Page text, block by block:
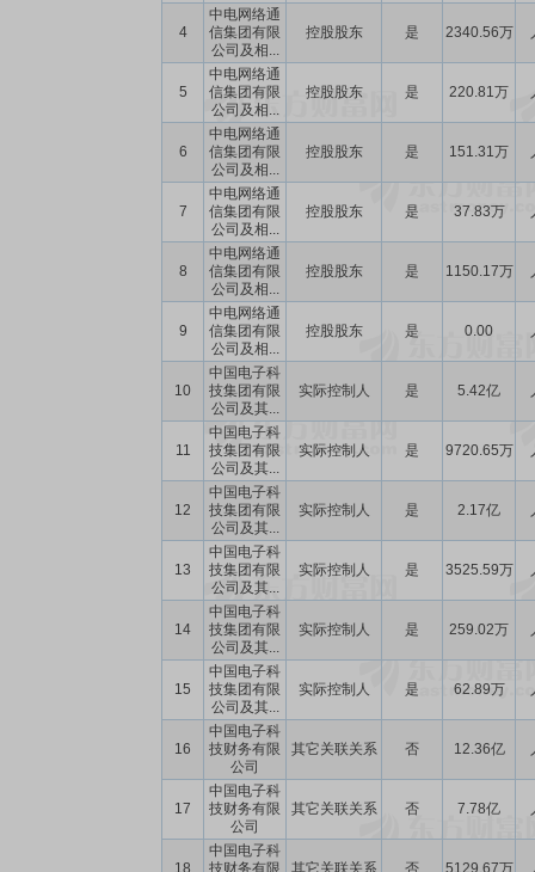
4
中电网络通
信集团有限
公司及相...
控股股东 是 2340.56万
5
中电网络通
信集团有限
公司及相...
控股股东 是 220.81万
6
中电网络通
信集团有限
公司及相...
控股股东 是 151.31万
7
中电网络通
信集团有限
公司及相...
控股股东 是 37.83万
8
中电网络通
信集团有限
公司及相...
控股股东 是 1150.17万
9
中电网络通
信集团有限
公司及相...
控股股东 是 0.00
10
中国电子科
技集团有限
公司及其...
实际控制人 是 5.42亿
11
中国电子科
技集团有限
公司及其...
实际控制人 是 9720.65万
12
中国电子科
技集团有限
公司及其...
实际控制人 是 2.17亿
13
中国电子科
技集团有限
公司及其...
实际控制人 是 3525.59万
14
中国电子科
技集团有限
公司及其...
实际控制人 是 259.02万
15
中国电子科
技集团有限
公司及其...
实际控制人 是 62.89万
16
中国电子科
技财务有限
公司
其它关联关系 否 12.36亿
17
中国电子科
技财务有限
公司
其它关联关系 否 7.78亿
18
中国电子科
技财务有限
其它关联关系 否 5129.67万